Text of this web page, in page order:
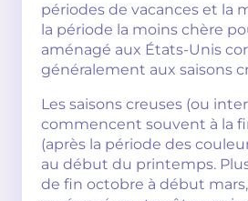
périodes de vacances et la
la période la moins chère
aménagé aux États-Unis
généralement aux saisons
Les saisons creuses (ou
commencent souvent à la
(après la période des
au début du printemps.
de fin octobre à début